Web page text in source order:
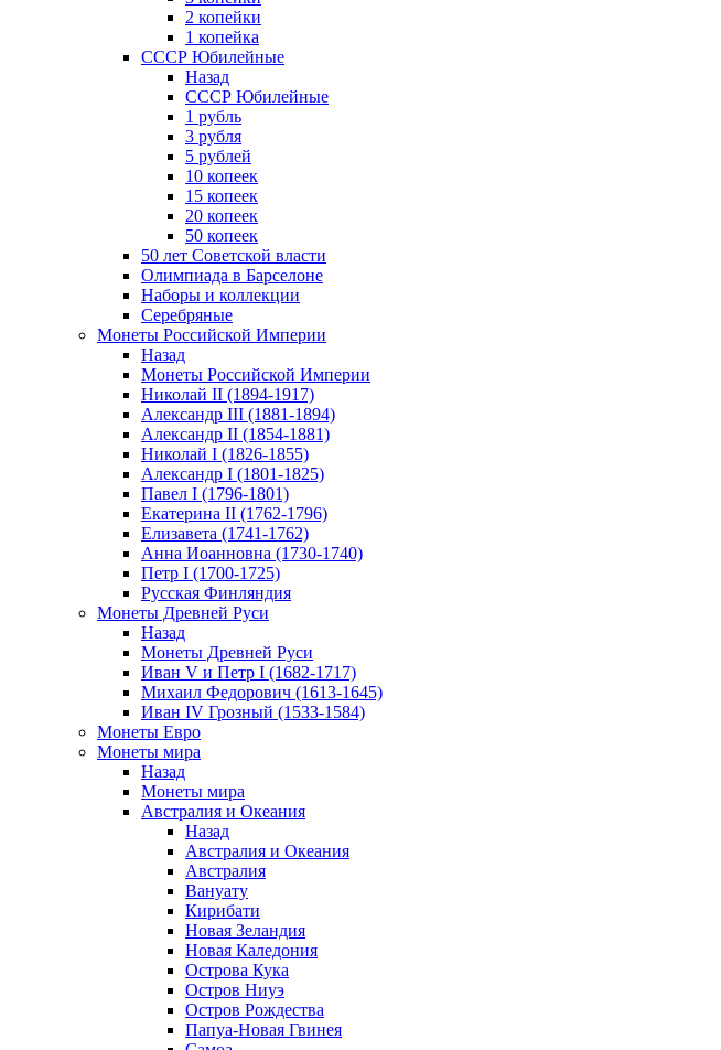
2 копейки
1 копейка
СССР Юбилейные
Назад
СССР Юбилейные
1 рубль
3 рубля
5 рублей
10 копеек
15 копеек
20 копеек
50 копеек
50 лет Советской власти
Олимпиада в Барселоне
Наборы и коллекции
Серебряные
Монеты Российской Империи
Назад
Монеты Российской Империи
Николай II (1894-1917)
Александр III (1881-1894)
Александр II (1854-1881)
Николай I (1826-1855)
Александр I (1801-1825)
Павел I (1796-1801)
Екатерина II (1762-1796)
Елизавета (1741-1762)
Анна Иоанновна (1730-1740)
Петр I (1700-1725)
Русская Финляндия
Монеты Древней Руси
Назад
Монеты Древней Руси
Иван V и Петр I (1682-1717)
Михаил Федорович (1613-1645)
Иван IV Грозный (1533-1584)
Монеты Евро
Монеты мира
Назад
Монеты мира
Австралия и Океания
Назад
Австралия и Океания
Австралия
Вануату
Кирибати
Новая Зеландия
Новая Каледония
Острова Кука
Остров Ниуэ
Остров Рождества
Папуа-Новая Гвинея